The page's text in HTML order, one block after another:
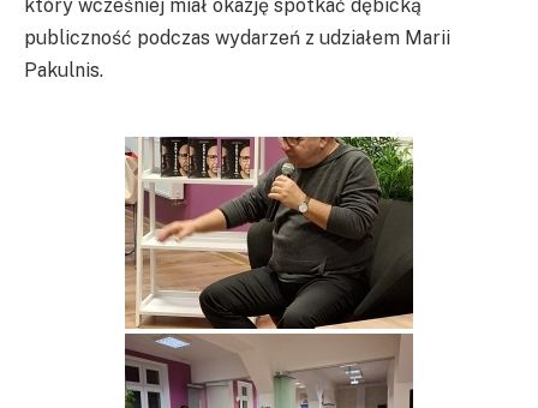
który wcześniej miał okazję spotkać dębicką
publiczność podczas wydarzeń z udziałem Marii
Pakulnis.